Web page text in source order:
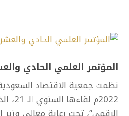
المؤتمر العلمي الحادي
2022م